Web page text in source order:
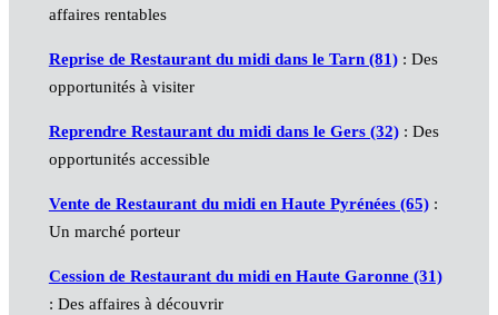
affaires rentables
Reprise de Restaurant du midi dans le Tarn (81): Des
opportunités à visiter
Reprendre Restaurant du midi dans le Gers (32): Des
opportunités accessible
Vente de Restaurant du midi en Haute Pyrénées (65):
Un marché porteur
Cession de Restaurant du midi en Haute Garonne (31)
: Des affaires à découvrir